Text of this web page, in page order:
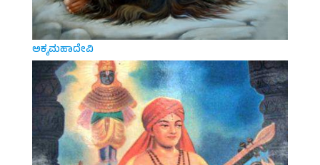
ಅಕ್ಕಮಹಾದೇವಿ